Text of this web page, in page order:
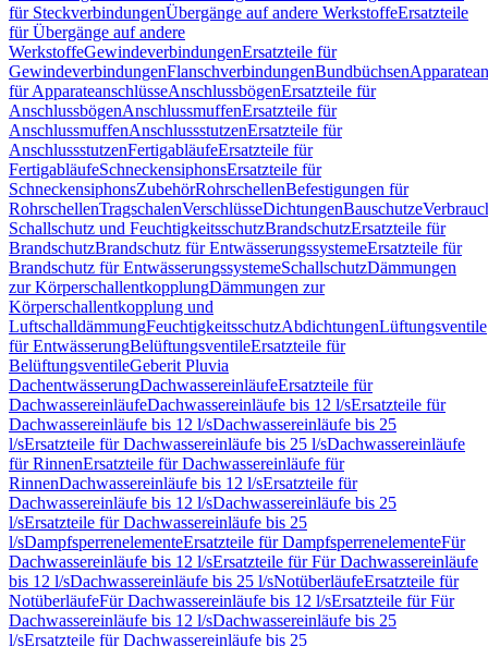
für SteckverbindungenÜbergänge auf andere WerkstoffeErsatzteile
für Übergänge auf andere
WerkstoffeGewindeverbindungenErsatzteile für
GewindeverbindungenFlanschverbindungenBundbüchsen
für ApparateanschlüsseAnschlussbögenErsatzteile für
AnschlussbögenAnschlussmuffenErsatzteile für
AnschlussmuffenAnschlussstutzenErsatzteile für
AnschlussstutzenFertigabläufeErsatzteile für
FertigabläufeSchneckensiphonsErsatzteile für
SchneckensiphonsZubehörRohrschellenBefestigungen für
RohrschellenTragschalenVerschlüsseDichtungenBauschutze
Schallschutz und FeuchtigkeitsschutzBrandschutzErsatzteile für
BrandschutzBrandschutz für EntwässerungssystemeErsatzteile für
Brandschutz für EntwässerungssystemeSchallschutzDämmungen
zur KörperschallentkopplungDämmungen zur
Körperschallentkopplung und
LuftschalldämmungFeuchtigkeitsschutzAbdichtungenLüftungsventile
für EntwässerungBelüftungsventileErsatzteile für
BelüftungsventileGeberit Pluvia
DachentwässerungDachwassereinläufeErsatzteile für
DachwassereinläufeDachwassereinläufe bis 12 l/sErsatzteile für
Dachwassereinläufe bis 12 l/sDachwassereinläufe bis 25
l/sErsatzteile für Dachwassereinläufe bis 25 l/sDachwassereinläufe
für RinnenErsatzteile für Dachwassereinläufe für
RinnenDachwassereinläufe bis 12 l/sErsatzteile für
Dachwassereinläufe bis 12 l/sDachwassereinläufe bis 25
l/sErsatzteile für Dachwassereinläufe bis 25
l/sDampfsperrenelementeErsatzteile für DampfsperrenelementeFür
Dachwassereinläufe bis 12 l/sErsatzteile für Für Dachwassereinläufe
bis 12 l/sDachwassereinläufe bis 25 l/sNotüberläufeErsatzteile für
NotüberläufeFür Dachwassereinläufe bis 12 l/sErsatzteile für Für
Dachwassereinläufe bis 12 l/sDachwassereinläufe bis 25
l/sErsatzteile für Dachwassereinläufe bis 25